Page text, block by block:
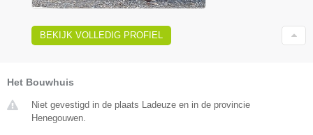
BEKIJK VOLLEDIG PROFIEL
Het Bouwhuis
Niet gevestigd in de plaats Ladeuze en in de provincie
Henegouwen.